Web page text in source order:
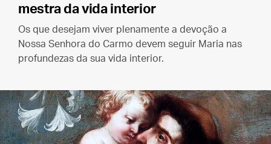
mestra da vida interior
Os que desejam viver plenamente a devoção a
Nossa Senhora do Carmo devem seguir Maria nas
profundezas da sua vida interior.